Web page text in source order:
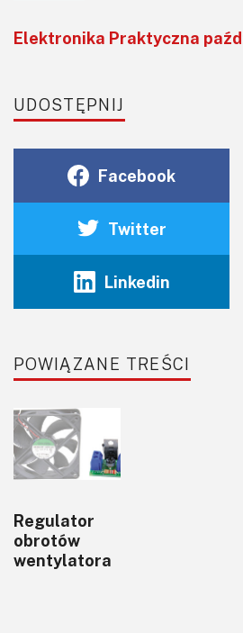
Elektronika Praktyczna
UDOSTĘPNIJ
Facebook
Twitter
Linkedin
POWIĄZANE TREŚCI
Regulator
obrotów
wentylatora